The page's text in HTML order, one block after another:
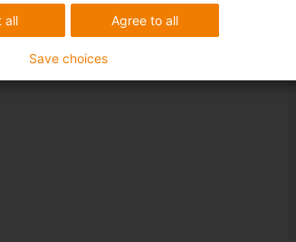
Agree to all
all
Save choices